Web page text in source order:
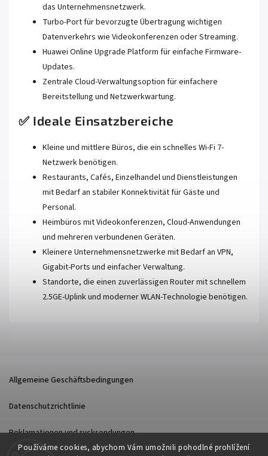
Používáme cookies, abychom Vám umožnili pohodlné prohlížení
das Unternehmensnetzwerk.
Turbo-Port für bevorzugte Übertragung wichtigen
Datenverkehrs wie Videokonferenzen oder Streaming.
Huawei Online Upgrade Platform für einfache Firmware-
Updates.
Zentrale Cloud-Verwaltungsoption für einfachere
Bereitstellung und Netzwerkwartung.
✅ Ideale Einsatzbereiche
Kleine und mittlere Büros, die ein schnelles Wi-Fi 7-
Netzwerk benötigen.
Restaurants, Cafés, Einzelhandel und Dienstleistungen
mit Bedarf an stabiler Konnektivität für Gäste und
Personal.
Heimbüros mit Videokonferenzen, Cloud-Anwendungen
und mehreren verbundenen Geräten.
Kleinere Unternehmensnetzwerke mit Bedarf an VPN,
Gigabit-Ports und einfacher Verwaltung.
Standorte, die einen zuverlässigen Router mit schnellem
2.5GE-Uplink und moderner WLAN-Technologie benötigen.
Allgemeine Geschäftsbedingungen
Datenschutzrichtlinie
Reklamationen und rucksendungen